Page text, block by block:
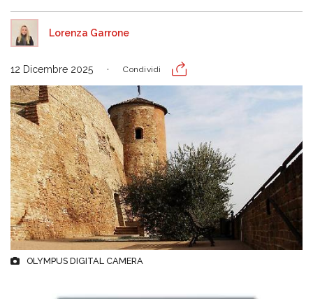
Lorenza Garrone
12 Dicembre 2025 Condividi
OLYMPUS DIGITAL CAMERA